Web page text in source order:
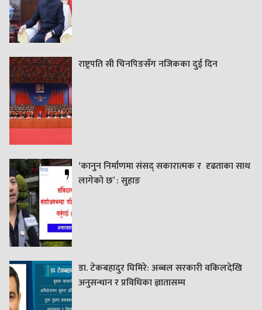
राष्ट्रपति सी चिनपिङसँग नजिकका दुई दिन
‘कानुन निर्माणमा संसद् सकारात्मक र दृढताका साथ
लागेको छ’ : सुहाङ
डा. टेकबहादुर घिमिरे: अब्बल सरकारी वकिलदेखि
अनुसन्धान र प्रविधिका ज्ञातासम्म